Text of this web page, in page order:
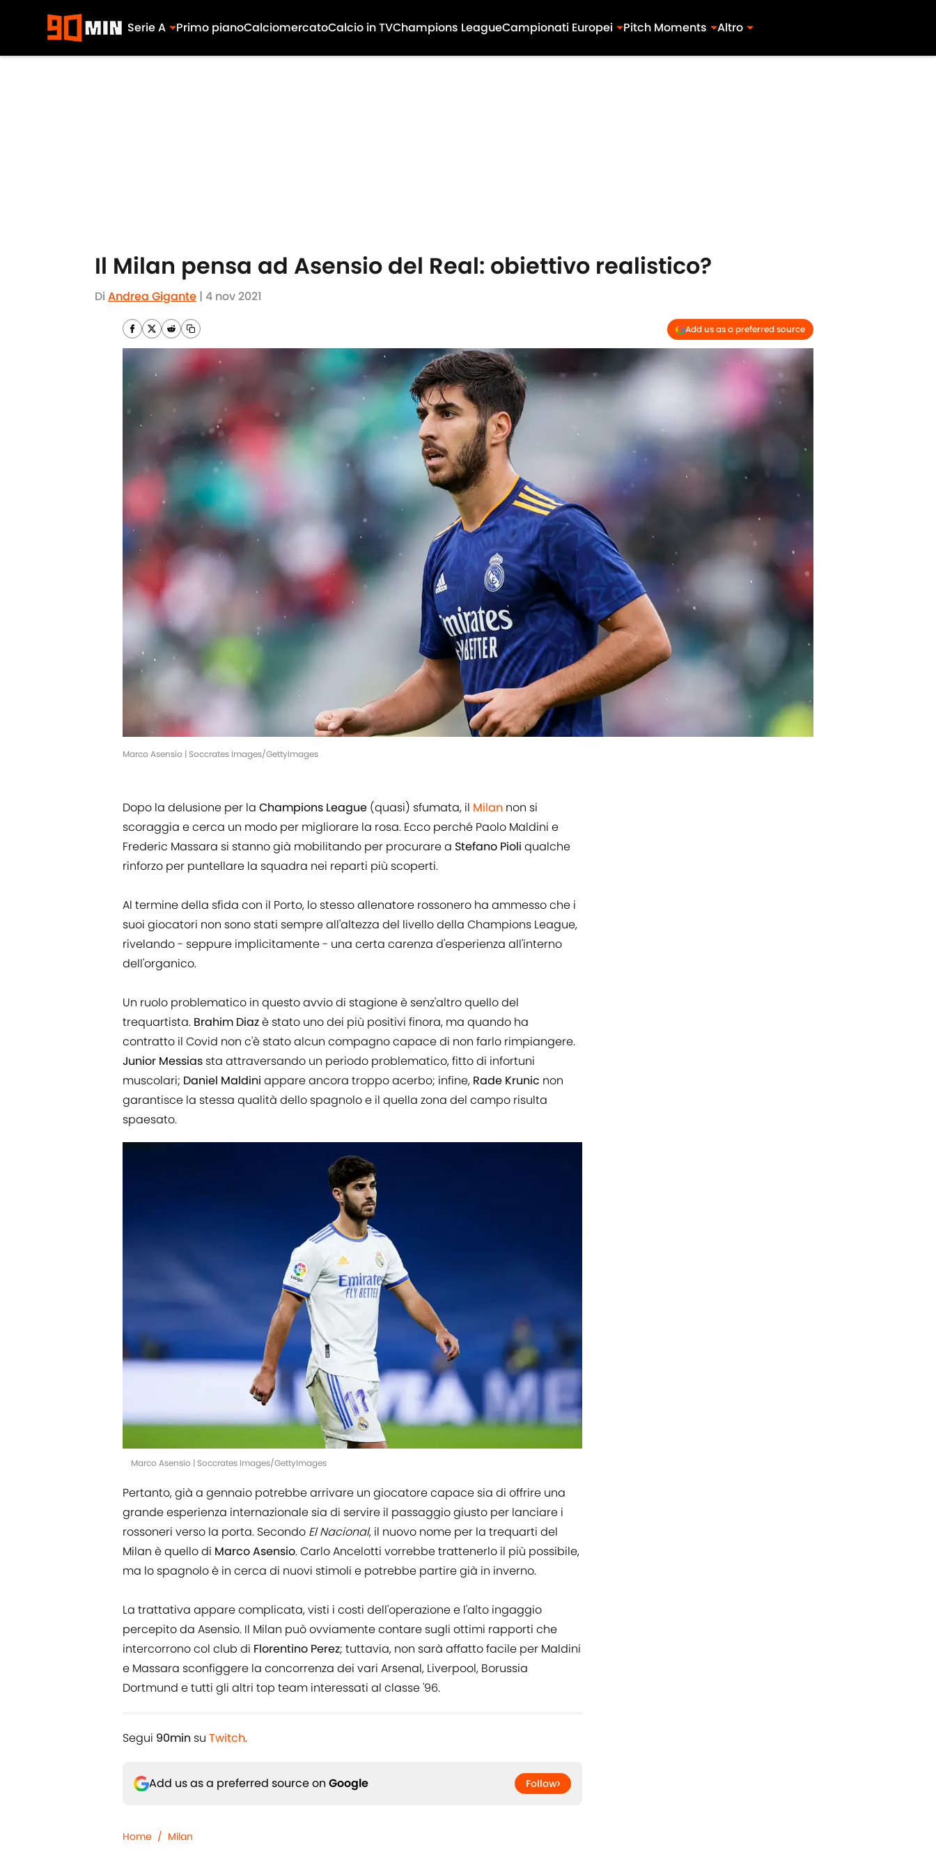
Serie A Primo pianoCalciomercatoCalcio in TVChampions LeagueCampionati Europei Pitch Moments Altro
Il Milan pensa ad Asensio del Real: obiettivo realistico?
Di Andrea Gigante | 4 nov 2021
Add us as a preferred source
Marco Asensio | Soccrates Images/GettyImages
Dopo la delusione per la Champions League (quasi) sfumata, il Milan non si
scoraggia e cerca un modo per migliorare la rosa. Ecco perché Paolo Maldini e
Frederic Massara si stanno già mobilitando per procurare a Stefano Pioli qualche
rinforzo per puntellare la squadra nei reparti più scoperti.
Al termine della sfida con il Porto, lo stesso allenatore rossonero ha ammesso che i
suoi giocatori non sono stati sempre all'altezza del livello della Champions League,
rivelando - seppure implicitamente - una certa carenza d'esperienza all'interno
dell'organico.
Un ruolo problematico in questo avvio di stagione è senz'altro quello del
trequartista. Brahim Diazè stato uno dei più positivi finora, ma quando ha
contratto il Covid non c'è stato alcun compagno capace di non farlo rimpiangere.
Junior Messias sta attraversando un periodo problematico, fitto di infortuni
muscolari; Daniel Maldini appare ancora troppo acerbo; infine, Rade Krunic non
garantisce la stessa qualità dello spagnolo e il quella zona del campo risulta
spaesato.
Marco Asensio | Soccrates Images/GettyImages
Pertanto, già a gennaio potrebbe arrivare un giocatore capace sia di offrire una
grande esperienza internazionale sia di servire il passaggio giusto per lanciare i
rossoneri verso la porta. Secondo El Nacional, il nuovo nome per la trequarti del
Milan è quello di Marco Asensio. Carlo Ancelotti vorrebbe trattenerlo il più possibile,
ma lo spagnolo è in cerca di nuovi stimoli e potrebbe partire già in inverno.
La trattativa appare complicata, visti i costi dell'operazione e l'alto ingaggio
percepito da Asensio. Il Milan può ovviamente contare sugli ottimi rapporti che
intercorrono col club di Florentino Perez; tuttavia, non sarà affatto facile per Maldini
e Massara sconfiggere la concorrenza dei vari Arsenal, Liverpool, Borussia
Dortmund e tutti gli altri top team interessati al classe '96.
Segui 90min su Twitch.
Add us as a preferred source on Google Follow
Home / Milan